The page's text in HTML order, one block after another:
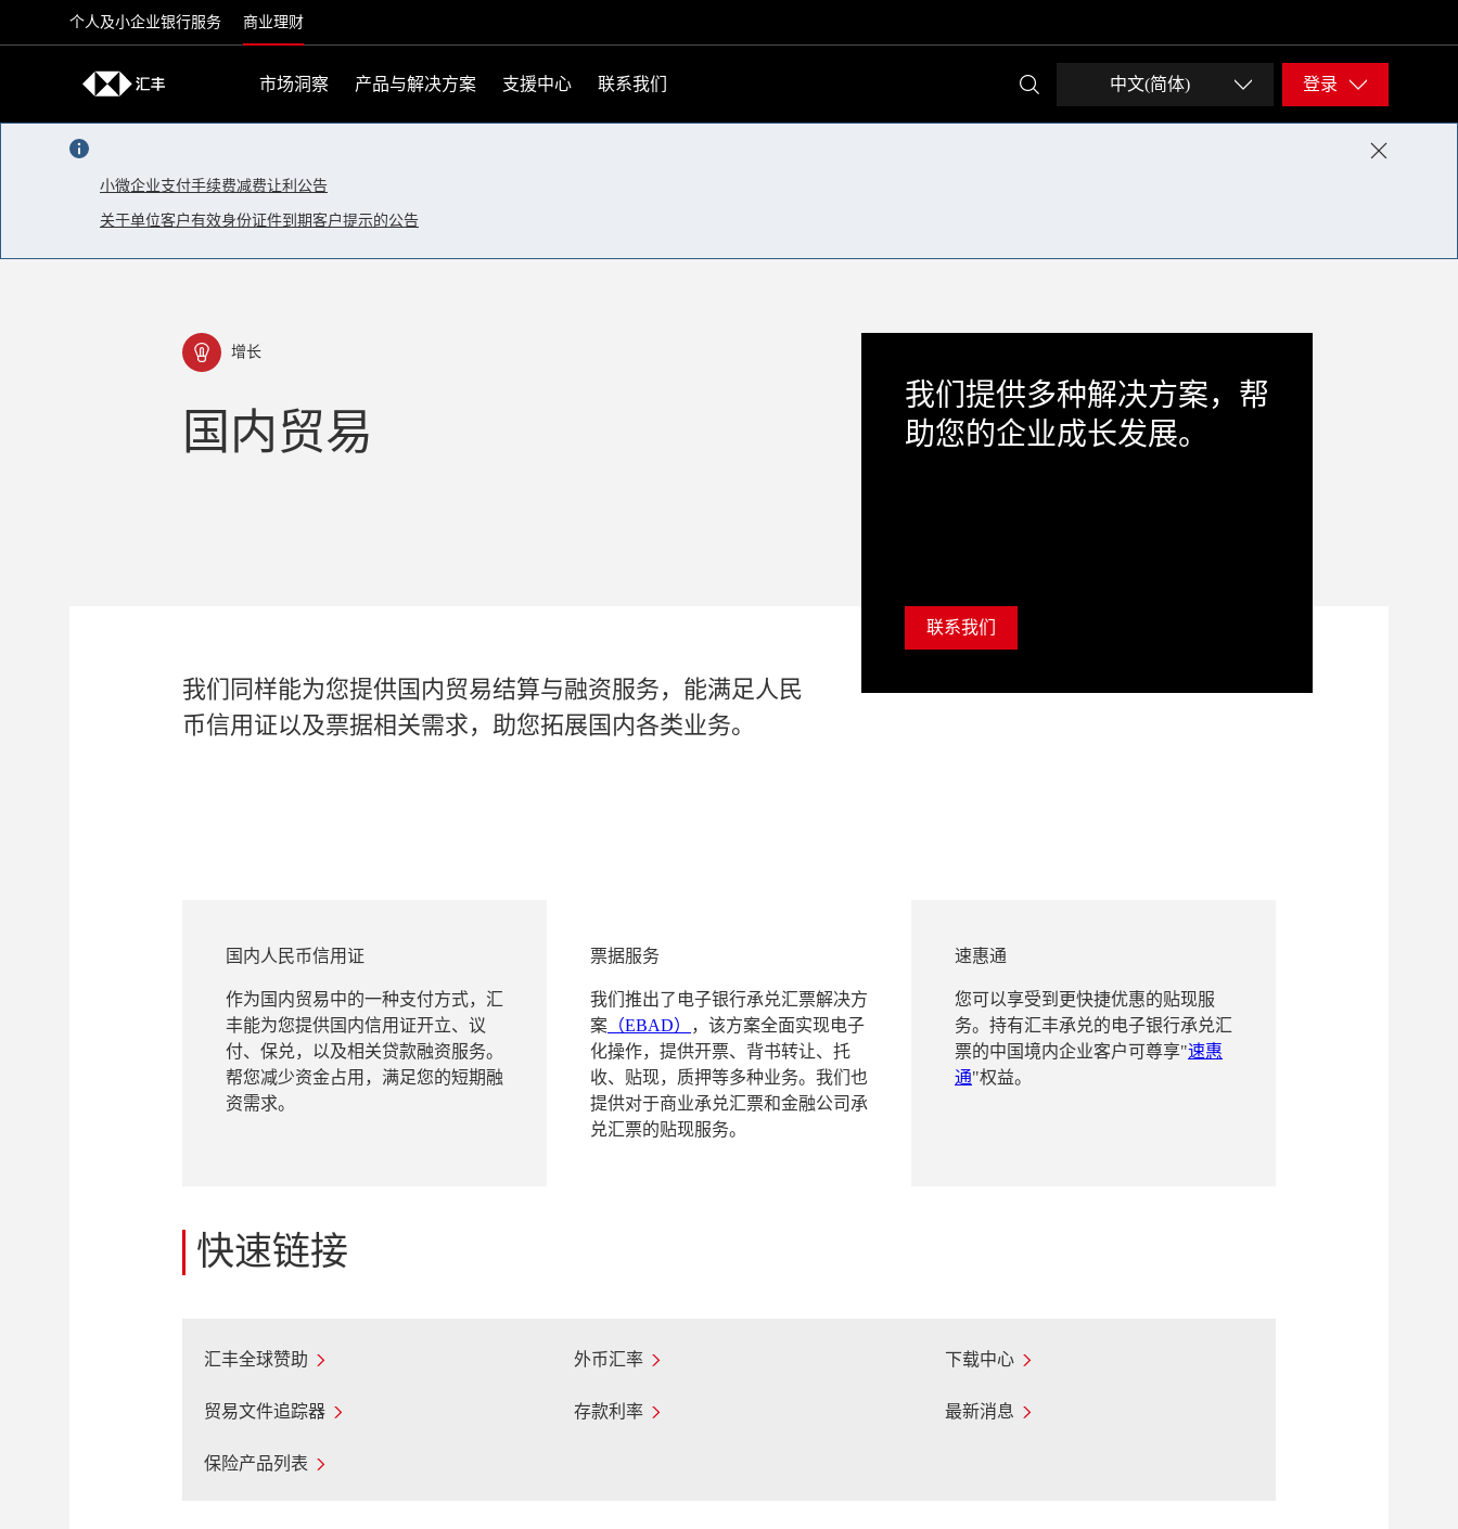
个人及小企业银行服务 商业理财
市场洞察 产品与解决方案 支援中心 联系我们 中文(简体) 登录
小微企业支付手续费减费让利公告
关于单位客户有效身份证件到期客户提示的公告
增长
国内贸易
我们提供多种解决方案，帮
助您的企业成长发展。
联系我们
我们同样能为您提供国内贸易结算与融资服务，能满足人民
币信用证以及票据相关需求，助您拓展国内各类业务。
国内人民币信用证
作为国内贸易中的一种支付方式，汇
丰能为您提供国内信用证开立、议
付、保兑，以及相关贷款融资服务。
帮您减少资金占用，满足您的短期融
资需求。
票据服务
我们推出了电子银行承兑汇票解决方
案 （EBAD）
，该方案全面实现电子
化操作，提供开票、背书转让、托
收、贴现，质押等多种业务。我们也
提供对于商业承兑汇票和金融公司承
兑汇票的贴现服务。
速惠通
您可以享受到更快捷优惠的贴现服
务。持有汇丰承兑的电子银行承兑汇
票的中国境内企业客户可尊享"速惠
通"权益。
快速链接
汇丰全球赞助
贸易文件追踪器
保险产品列表
外币汇率
存款利率
下载中心
最新消息